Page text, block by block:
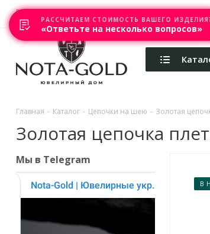
Главная Акции Каталоги Изготовление
Главная - Каталог - Цепочки на шею - Золотая
Золотая цепочка
В
Мы в Telegram
РАССЧИТАЕМ СТОИМОСТЬ ВАШЕГО
«Ответьте на несколько вопросов»